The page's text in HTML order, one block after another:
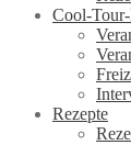
Cool-
Rezepte